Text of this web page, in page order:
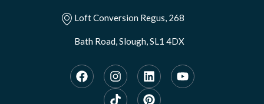
Loft Conversion Regus, 268
Bath Road, Slough, SL1 4DX